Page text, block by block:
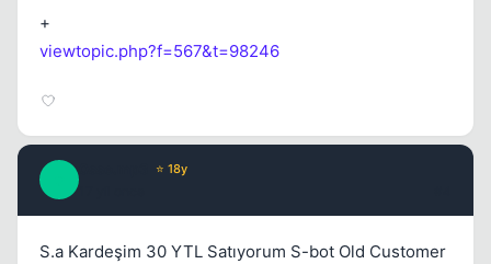
+
viewtopic.php?f=567&t=98246
⭐ 18y
S.a Kardeşim 30 YTL Satıyorum S-bot Old Customer